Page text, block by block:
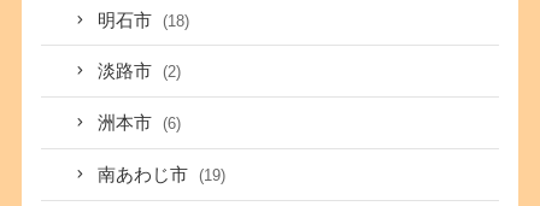
明石市 (18)
淡路市 (2)
洲本市 (6)
南あわじ市 (19)